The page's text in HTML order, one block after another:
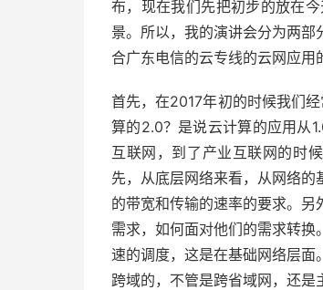
布，现在我们先把初步的放在
景。所以，我的演讲会分为两
合广东电信的云专线的云网应用
首先，在2017年初的时候我们
算的2.0？是说云计算的应用从
互联网，到了产业互联网的时
先，从底层网络来看，从网络
的带宽和传输的速率的要求。
需求，如何面对他们的需求转
速的调度，这是在基础网络层
跨域的，不管是跨省域网，还